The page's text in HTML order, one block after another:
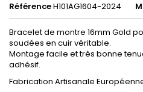
RéférenceH101AG1604-2024
Bracelet de montre 16mm Gold
soudées en cuir véritable.
Montage facile et très bonne
adhésif.
Fabrication Artisanale